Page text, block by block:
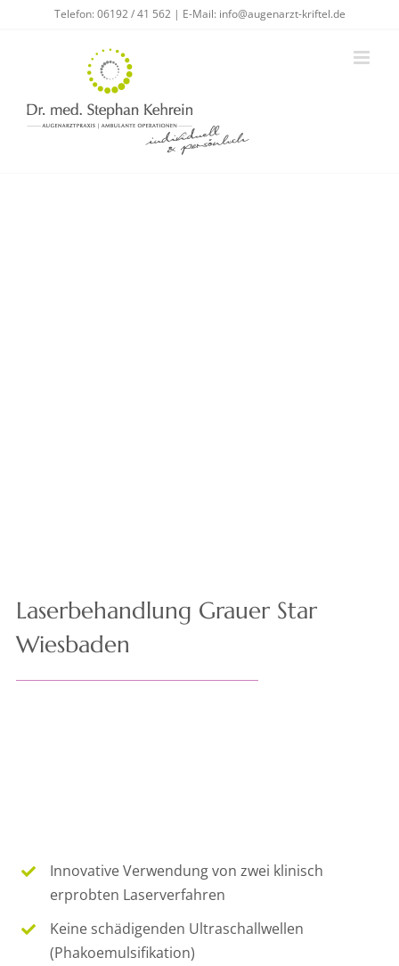
Telefon: 06192 / 41 562| E-Mail: info@augenarzt-kriftel.de
Laserbehandlung Grauer Star
Wiesbaden
Innovative Verwendung von zwei klinisch
erprobten Laserverfahren
Keine schädigenden Ultraschallwellen
(Phakoemulsifikation)